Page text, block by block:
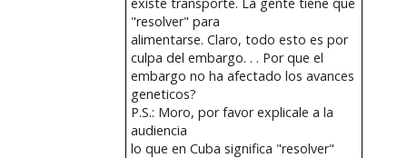
"resolver" para
alimentarse. Claro, todo esto es por
culpa del embargo. . . Por que el
embargo no ha afectado los avances
geneticos?
P.S.: Moro, por favor explicale a la
audiencia
lo que en Cuba significa "resolver"